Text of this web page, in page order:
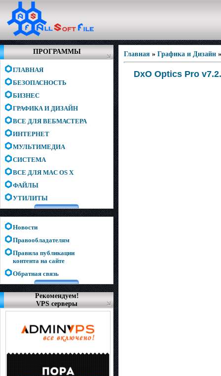
ПРОГРАММЫ
ГЛАВНАЯ
БЕЗОПАСНОСТЬ
БИЗНЕС
ГРАФИКА И ДИЗАЙН
ВСЕ ДЛЯ ВЕБМАСТЕРА
ИНТЕРНЕТ
МУЛЬТИМЕДИА
СИСТЕМА
ВСЕ ДЛЯ MAC OS X
ФАЙЛЫ
УТИЛИТЫ
Новости
Правообладателям
Правила публикации
контента на сайте
Обратная связь
Рекомендуем!
VPS серверы
Главная » Графика и Дизайн
DxO Optics Pro